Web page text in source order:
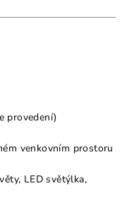
provedení)
venkovním prostoru
LED světýlka,